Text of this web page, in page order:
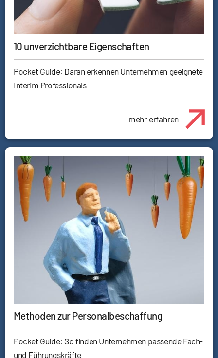
10 unverzichtbare Eigenschaften
Pocket Guide: Daran erkennen Unternehmen geeignete
Interim Professionals
mehr erfahren
Methoden zur Personalbeschaffung
Pocket Guide: So finden Unternehmen passende Fach-
und Führungskräfte